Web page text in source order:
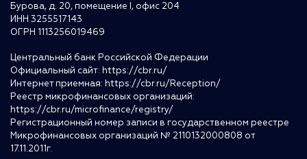
Бурова, д. 20, помещение I, офис 204
ИНН 3255517143
ОГРН 1113256019469
Центральный банк Российской Федерации
Официальный сайт: https://cbr.ru/
Интернет приемная: https://cbr.ru/Reception/
Реестр микрофинансовых организаций:
https://cbr.ru/microfinance/registry/
Регистрационный номер записи в государственном реестре
Микрофинансовых организаций № 2110132000808 от
17.11.2011г.